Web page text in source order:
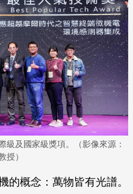
級及國家級獎項。（影像來源：
授）
的概念：萬物皆有光譜。